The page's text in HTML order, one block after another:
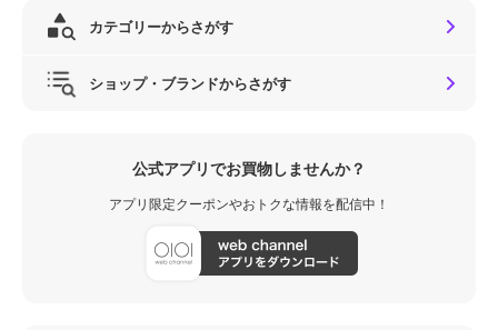
カテゴリーからさがす
ショップ・ブランドからさがす
公式アプリでお買物しませんか？
アプリ限定クーポンやおトクな情報を配信中！